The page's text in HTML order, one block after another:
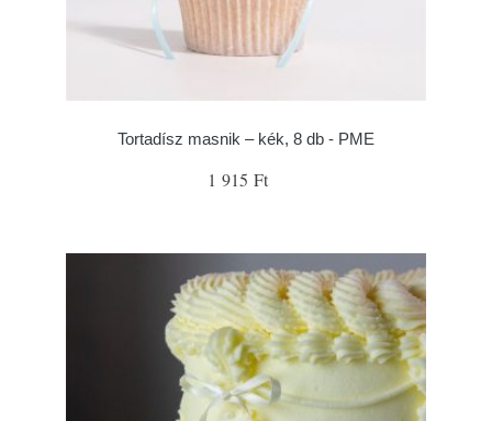
Tortadísz masnik – kék, 8 db - PME
1 915 Ft